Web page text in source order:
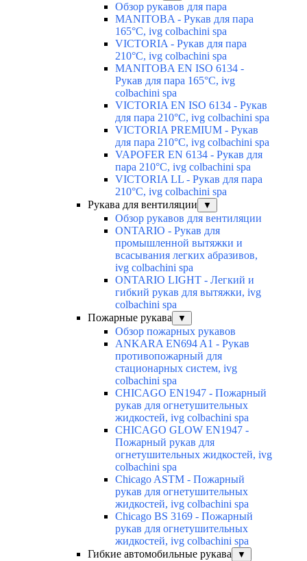
Обзор рукавов для пара
MANITOBA - Рукав для пара
165°C, ivg colbachini spa
VICTORIA - Рукав для пара
210°C, ivg colbachini spa
MANITOBA EN ISO 6134 -
Рукав для пара 165°C, ivg
colbachini spa
VICTORIA EN ISO 6134 - Рукав
для пара 210°C, ivg colbachini spa
VICTORIA PREMIUM - Рукав
для пара 210°C, ivg colbachini spa
VAPOFER EN 6134 - Рукав для
пара 210°C, ivg colbachini spa
VICTORIA LL - Рукав для пара
210°C, ivg colbachini spa
Рукава для вентиляции
▼
Обзор рукавов для вентиляции
ONTARIO - Рукав для
промышленной вытяжки и
всасывания легких абразивов,
ivg colbachini spa
ONTARIO LIGHT - Легкий и
гибкий рукав для вытяжки, ivg
colbachini spa
Пожарные рукава
▼
Обзор пожарных рукавов
ANKARA EN694 A1 - Рукав
противопожарный для
стационарных систем, ivg
colbachini spa
CHICAGO EN1947 - Пожарный
рукав для огнетушительных
жидкостей, ivg colbachini spa
CHICAGO GLOW EN1947 -
Пожарный рукав для
огнетушительных жидкостей, ivg
colbachini spa
Chicago ASTM - Пожарный
рукав для огнетушительных
жидкостей, ivg colbachini spa
Chicago BS 3169 - Пожарный
рукав для огнетушительных
жидкостей, ivg colbachini spa
Гибкие автомобильные рукава
▼